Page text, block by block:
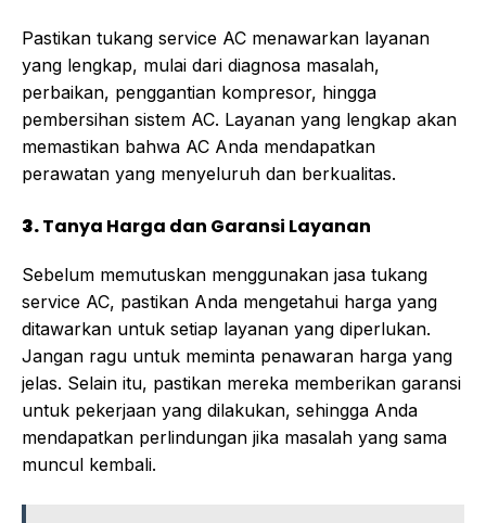
Pastikan tukang service AC menawarkan layanan
yang lengkap, mulai dari diagnosa masalah,
perbaikan, penggantian kompresor, hingga
pembersihan sistem AC. Layanan yang lengkap akan
memastikan bahwa AC Anda mendapatkan
perawatan yang menyeluruh dan berkualitas.
3.Tanya Harga dan Garansi Layanan
Sebelum memutuskan menggunakan jasa tukang
service AC, pastikan Anda mengetahui harga yang
ditawarkan untuk setiap layanan yang diperlukan.
Jangan ragu untuk meminta penawaran harga yang
jelas. Selain itu, pastikan mereka memberikan garansi
untuk pekerjaan yang dilakukan, sehingga Anda
mendapatkan perlindungan jika masalah yang sama
muncul kembali.